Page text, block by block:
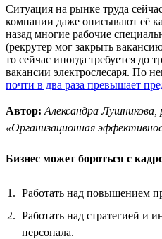
Ситуация на рынке труда
компании даже описывают её
назад многие рабочие
(рекрутер мог закрыть
то сейчас иногда требуется до
вакансии электрослесаря. По
почти в два раза превышает
Автор: Александра Лушникова,
«Организационная
Бизнес может бороться с
Работать над повышением
Работать над стратегией и
персонала.